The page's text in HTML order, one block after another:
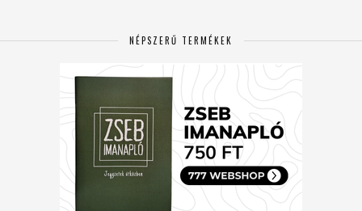
NÉPSZERŰ TERMÉKEK